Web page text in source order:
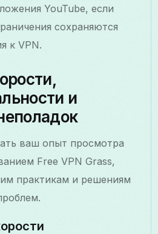
YouTube, если
сохраняются
к VPN.
и
ваш опыт просмотра
Free VPN Grass,
практикам и решениям